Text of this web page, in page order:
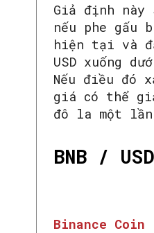
Giả định
nếu phe gấu
hiện tại và
USD xuống
Nếu điều đó
giá có thể
đô la một
BNB / USD
Binance Coin